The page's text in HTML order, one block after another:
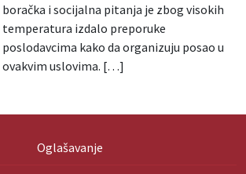
boračka i socijalna pitanja je zbog visokih
temperatura izdalo preporuke
poslodavcima kako da organizuju posao u
ovakvim uslovima. […]
Oglašavanje